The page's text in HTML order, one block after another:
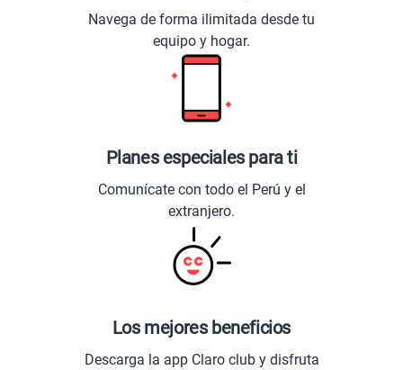
Navega de forma ilimitada desde tu
equipo y hogar.
Planes especiales para ti
Comunícate con todo el Perú y el
extranjero.
Los mejores beneficios
Descarga la app Claro club y disfruta